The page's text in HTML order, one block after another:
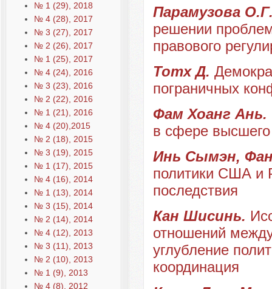
№ 1 (29), 2018
№ 4 (28), 2017
№ 3 (27), 2017
№ 2 (26), 2017
№ 1 (25), 2017
№ 4 (24), 2016
№ 3 (23), 2016
№ 2 (22), 2016
№ 1 (21), 2016
№ 4 (20),2015
№ 2 (18), 2015
№ 3 (19), 2015
№ 1 (17), 2015
№ 4 (16), 2014
№ 1 (13), 2014
№ 3 (15), 2014
№ 2 (14), 2014
№ 4 (12), 2013
№ 3 (11), 2013
№ 2 (10), 2013
№ 1 (9), 2013
№ 4 (8), 2012
Парамузова
решении
правового
Тотх Д.
пограничных
Фам Хоанг Ань.
в сфере
Инь Сымэн,
политики США и
последствия
Кан Шисинь.
отношений
углубление
координация